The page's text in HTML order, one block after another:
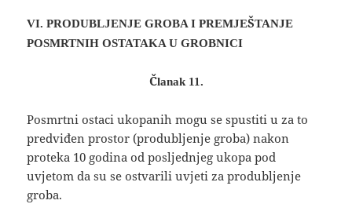
VI. PRODUBLJENJE GROBA I PREMJEŠTANJE
POSMRTNIH OSTATAKA U GROBNICI
Članak 11.
Posmrtni ostaci ukopanih mogu se spustiti u za to
predviđen prostor (produbljenje groba) nakon
proteka 10 godina od posljednjeg ukopa pod
uvjetom da su se ostvarili uvjeti za produbljenje
groba.